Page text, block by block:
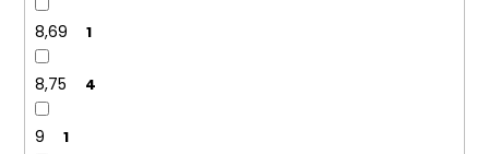
8,69 1
8,75 4
9 1